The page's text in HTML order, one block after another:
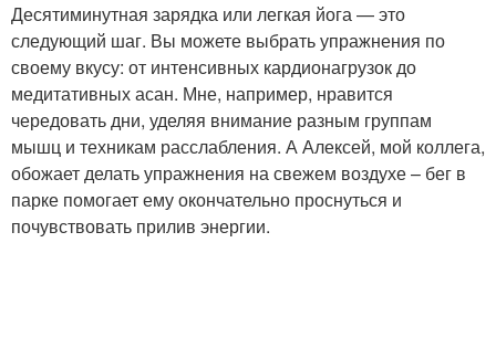
Десятиминутная зарядка или легкая йога — это
следующий шаг. Вы можете выбрать упражнения по
своему вкусу: от интенсивных кардионагрузок до
медитативных асан. Мне, например, нравится
чередовать дни, уделяя внимание разным группам
мышц и техникам расслабления. А Алексей, мой коллега,
обожает делать упражнения на свежем воздухе – бег в
парке помогает ему окончательно проснуться и
почувствовать прилив энергии.